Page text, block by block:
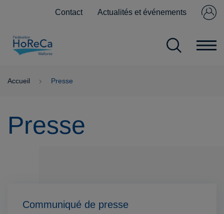
Contact Actualités et événements
membre ?
Accueil Presse
Presse
Communiqué de presse